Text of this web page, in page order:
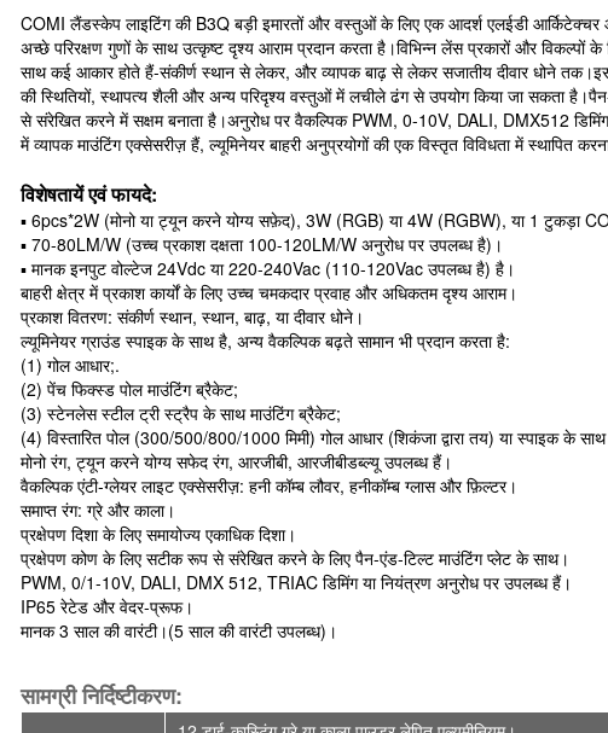
COMI लैंडस्केप लाइटिंग की B3Q बड़ी इमारतों और वस्तुओं के लिए एक आदर्श एलईडी
अच्छे परिरक्षण गुणों के साथ उत्कृष्ट दृश्य आराम प्रदान करता है।विभिन्न लेंस प्रकारों और विकल्पों
साथ कई आकार होते हैं-संकीर्ण स्थान से लेकर, और व्यापक बाढ़ से लेकर सजातीय दीवार धोने
की स्थितियों, स्थापत्य शैली और अन्य परिदृश्य वस्तुओं में लचीले ढंग से उपयोग किया जा सकता
से संरेखित करने में सक्षम बनाता है।अनुरोध पर वैकल्पिक PWM, 0-10V, DALI, DMX512
में व्यापक माउंटिंग एक्सेसरीज़ हैं, ल्यूमिनेयर बाहरी अनुप्रयोगों की एक विस्तृत विविधता में स्थापित
विशेषतायें एवं फायदे:
▪ 6pcs*2W (मोनो या ट्यून करने योग्य सफ़ेद), 3W (RGB) या 4W (RGBW), या 1 टुकड़ा
▪ 70-80LM/W (उच्च प्रकाश दक्षता 100-120LM/W अनुरोध पर उपलब्ध है)।
▪ मानक इनपुट वोल्टेज 24Vdc या 220-240Vac (110-120Vac उपलब्ध है) है।
बाहरी क्षेत्र में प्रकाश कार्यों के लिए उच्च चमकदार प्रवाह और अधिकतम दृश्य आराम।
प्रकाश वितरण: संकीर्ण स्थान, स्थान, बाढ़, या दीवार धोने।
ल्यूमिनेयर ग्राउंड स्पाइक के साथ है, अन्य वैकल्पिक बढ़ते सामान भी प्रदान करता है:
(1) गोल आधार;.
(2) पेंच फिक्स्ड पोल माउंटिंग ब्रैकेट;
(3) स्टेनलेस स्टील ट्री स्ट्रैप के साथ माउंटिंग ब्रैकेट;
(4) विस्तारित पोल (300/500/800/1000 मिमी) गोल आधार (शिकंजा द्वारा तय) या स्पाइक के
मोनो रंग, ट्यून करने योग्य सफेद रंग, आरजीबी, आरजीबीडब्ल्यू उपलब्ध हैं।
वैकल्पिक एंटी-ग्लेयर लाइट एक्सेसरीज़: हनी कॉम्ब लौवर, हनीकॉम्ब ग्लास और फ़िल्टर।
समाप्त रंग: ग्रे और काला।
प्रक्षेपण दिशा के लिए समायोज्य एकाधिक दिशा।
प्रक्षेपण कोण के लिए सटीक रूप से संरेखित करने के लिए पैन-एंड-टिल्ट माउंटिंग प्लेट के साथ।
PWM, 0/1-10V, DALI, DMX 512, TRIAC डिमिंग या नियंत्रण अनुरोध पर उपलब्ध हैं।
IP65 रेटेड और वेदर-प्रूफ।
मानक 3 साल की वारंटी।(5 साल की वारंटी उपलब्ध)।
सामग्री निर्दिष्टीकरण: